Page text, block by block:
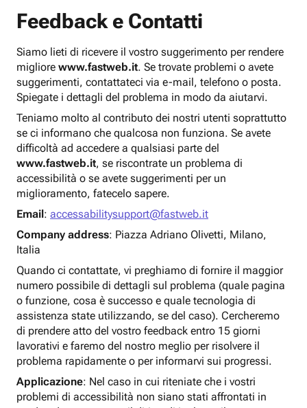
Feedback e Contatti
Siamo lieti di ricevere il vostro suggerimento per rendere
migliore www.fastweb.it. Se trovate problemi o avete
suggerimenti, contattateci via e-mail, telefono o posta.
Spiegate i dettagli del problema in modo da aiutarvi.
Teniamo molto al contributo dei nostri utenti soprattutto
se ci informano che qualcosa non funziona. Se avete
difficoltà ad accedere a qualsiasi parte del
www.fastweb.it, se riscontrate un problema di
accessibilità o se avete suggerimenti per un
miglioramento, fatecelo sapere.
Email: accessabilitysupport@fastweb.it
Company address: Piazza Adriano Olivetti, Milano,
Italia
Quando ci contattate, vi preghiamo di fornire il maggior
numero possibile di dettagli sul problema (quale pagina
o funzione, cosa è successo e quale tecnologia di
assistenza state utilizzando, se del caso). Cercheremo
di prendere atto del vostro feedback entro 15 giorni
lavorativi e faremo del nostro meglio per risolvere il
problema rapidamente o per informarvi sui progressi.
Applicazione: Nel caso in cui riteniate che i vostri
problemi di accessibilità non siano stati affrontati in